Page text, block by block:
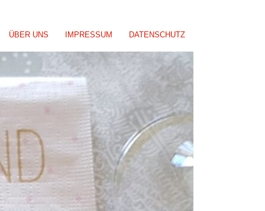
ÜBER UNS IMPRESSUM DATENSCHUTZ